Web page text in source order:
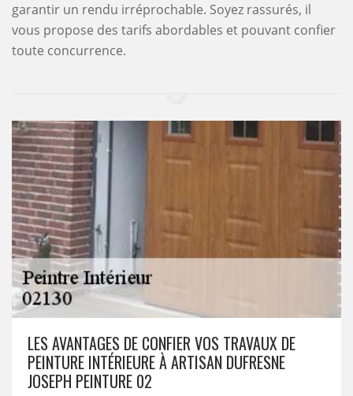
garantir un rendu irréprochable. Soyez rassurés, il
vous propose des tarifs abordables et pouvant confier
toute concurrence.
LES AVANTAGES DE CONFIER VOS TRAVAUX DE
PEINTURE INTÉRIEURE À ARTISAN DUFRESNE
JOSEPH PEINTURE 02